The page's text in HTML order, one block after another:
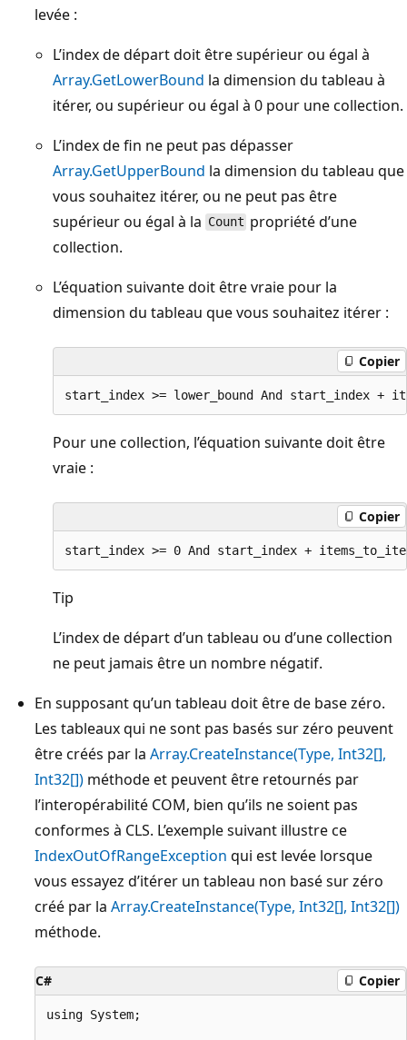
levée :
L’index de départ doit être supérieur ou égal à
Array.GetLowerBound la dimension du tableau à
itérer, ou supérieur ou égal à 0 pour une collection.
L’index de fin ne peut pas dépasser
Array.GetUpperBound la dimension du tableau que
vous souhaitez itérer, ou ne peut pas être
supérieur ou égal à la Count propriété d’une
collection.
L’équation suivante doit être vraie pour la
dimension du tableau que vous souhaitez itérer :
Copier
Pour une collection, l’équation suivante doit être
vraie :
Copier
Tip
L’index de départ d’un tableau ou d’une collection
ne peut jamais être un nombre négatif.
En supposant qu’un tableau doit être de base zéro.
Les tableaux qui ne sont pas basés sur zéro peuvent
être créés par la Array.CreateInstance(Type, Int32[],
Int32[]) méthode et peuvent être retournés par
l’interopérabilité COM, bien qu’ils ne soient pas
conformes à CLS. L’exemple suivant illustre ce
IndexOutOfRangeException qui est levée lorsque
vous essayez d’itérer un tableau non basé sur zéro
créé par la Array.CreateInstance(Type, Int32[], Int32[])
méthode.
C# Copier
using System;